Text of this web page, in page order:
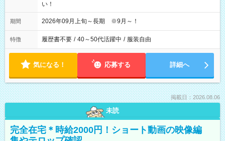
い！
期間 2026年09月上旬～長期 ※9月～！
特徴 履歴書不要 / 40～50代活躍中 / 服装自由
気になる！ 応募する 詳細へ
掲載日：2026.08.06
未読
完全在宅＊時給2000円！ショート動画の映像編